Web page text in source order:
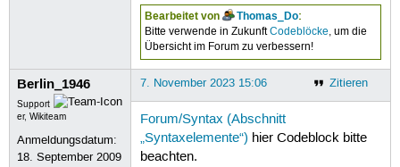
4: 2100 5: 2100 6: 2100 7: 2100
Graphics:
Device-1: Intel CometLake-U GT2
Device-2: Chicony FJ Camera
Display: wayland server: X.Org
v: 4.6 Mesa 23.0.4-
Audio:
Device-1: Intel Comet Lake PCH-
Bearbeitet von Thomas_Do:
Bitte verwende in ZukunftCodeblöcke, um die
Übersicht im Forum zu verbessern!
Berlin_1946
Support
er, Wikiteam
Anmeldungsdatum:
18. September 2009
Zitieren
7. November 2023 15:06
Forum/Syntax (Abschnitt
„Syntaxelemente“) hier Codeblock bitte
beachten.